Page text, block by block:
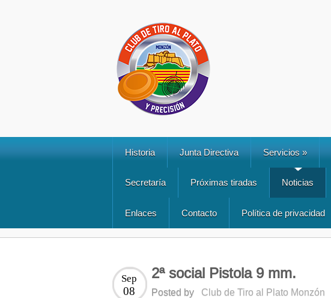
Historia Junta Directiva Servicios»
Secretaría Próximas tiradas Noticias
Enlaces Contacto Política de privacidad
2ª social Pistola 9 mm.
Sep
08 Posted by Club de Tiro al Plato Monzón